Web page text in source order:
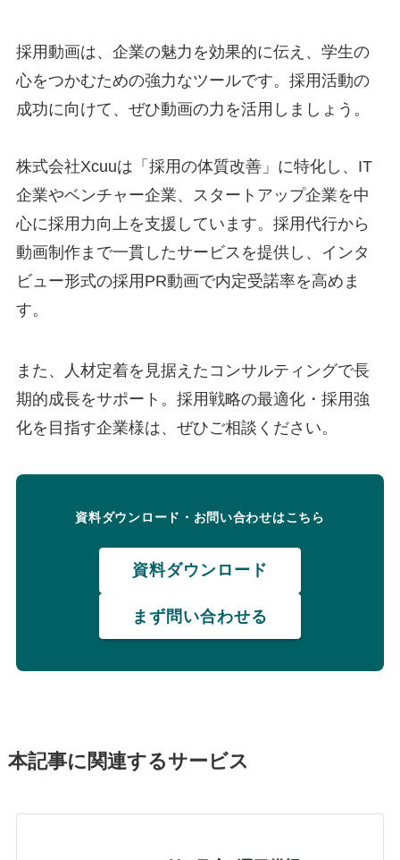
採用動画は、企業の魅力を効果的に伝え、学生の
心をつかむための強力なツールです。採用活動の
成功に向けて、ぜひ動画の力を活用しましょう。
株式会社Xcuuは「採用の体質改善」に特化し、IT
企業やベンチャー企業、スタートアップ企業を中
心に採用力向上を支援しています。採用代行から
動画制作まで一貫したサービスを提供し、インタ
ビュー形式の採用PR動画で内定受諾率を高めま
す。
また、人材定着を見据えたコンサルティングで長
期的成長をサポート。採用戦略の最適化・採用強
化を目指す企業様は、ぜひご相談ください。
資料ダウンロード・お問い合わせはこちら
資料ダウンロード
まず問い合わせる
本記事に関連するサービス